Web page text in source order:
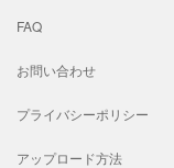
FAQ
お問い合わせ
プライバシーポリシー
アップロード方法